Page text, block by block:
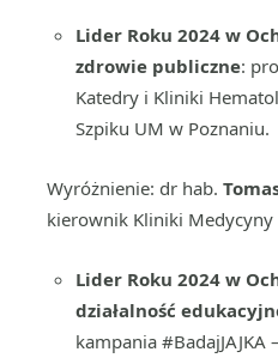
Lider Roku 2024 w
zdrowie publiczne:
Katedry i Kliniki
Szpiku UM w Poznaniu.
Wyróżnienie: dr hab.
kierownik Kliniki Medycyny
Lider Roku 2024 w
działalność
kampania